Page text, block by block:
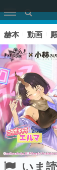
赫本 動画
いま